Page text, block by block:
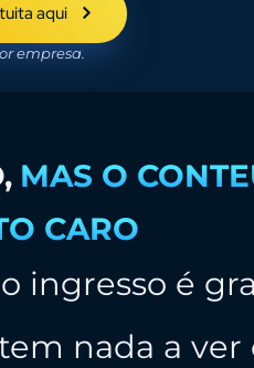
aqui
empresa.
MAS O
CARO
ingresso é
nada a ver